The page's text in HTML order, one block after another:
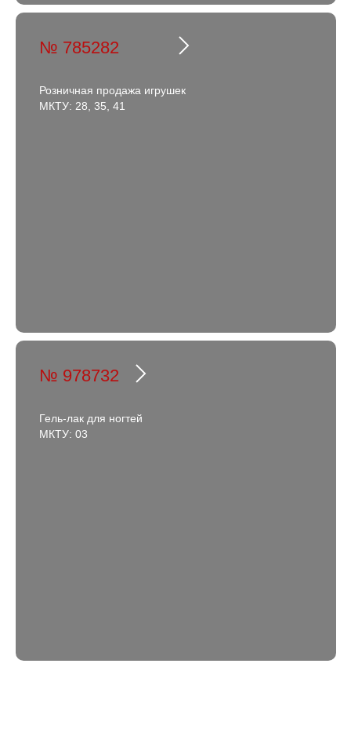
№ 785282
Розничная продажа игрушек
МКТУ: 28, 35, 41
№ 978732
Гель-лак для ногтей
МКТУ: 03